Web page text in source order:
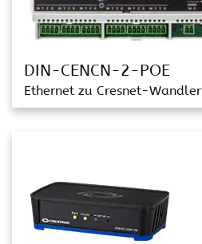
DIN-CENCN-2-POE
Ethernet zu Cresnet-Wandler